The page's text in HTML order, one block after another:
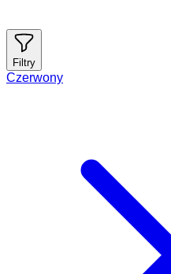
Filtry
Czerwony